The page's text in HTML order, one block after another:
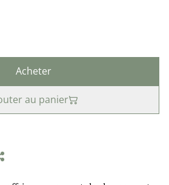
Acheter
au panier